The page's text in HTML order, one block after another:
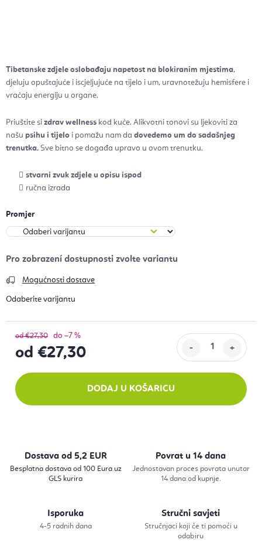
Tibetanske zdjele oslobađaju napetost na blokiranim mjestima,
djeluju opuštajuće i iscjeljujuće na tijelo i um, uravnotežuju hemisfere i
vraćaju energiju u organe.
Priuštite si zdrav wellness kod kuće. Alikvotni tonovi su ljekoviti za
našu psihu i tijelo i pomažu nam da dovedemo um do sadašnjeg
trenutka. Sve bitno se događa upravo u ovom trenutku.
stvarni zvuk zdjele u opisu ispod
ručna izrada
Promjer
Mogućnosti dostave
od €27,30 do –7 %
od €27,30
DODAJ U KOŠARICU
Dostava od 5,2 EUR
Besplatna dostava od 100 Eura uz
GLS kurira
Povrat u 14 dana
Jednostavan proces povrata unutar
14 dana od kupnje.
Isporuka
4-5 radnih dana
Stručni savjeti
Stručnjaci koji će ti pomoći u
odabiru